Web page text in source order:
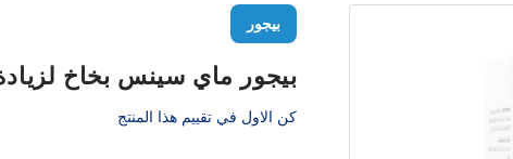
بيجور
بيجور ماي سينس بخاخ لزيادة
كن الاول في تقييم هذا المنتج